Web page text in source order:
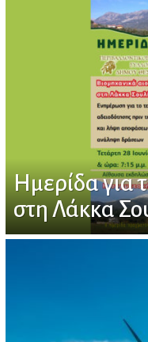
Ημερίδα για
στη Λάκκα